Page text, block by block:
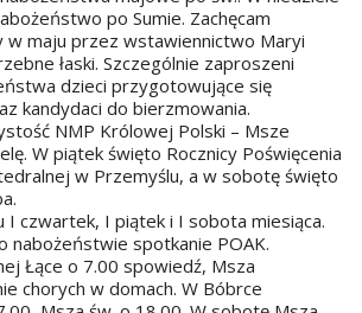
po Sumie. Zachęcam
w maju przez wstawiennictwo Maryi
łaski. Szczególnie zaproszeni
dzieci przygotowujące się
kandydaci do bierzmowania.
NMP Królowej Polski – Msze
W piątek święto Rocznicy Poświęcenia
w Przemyślu, a w sobotę święto
I czwartek, I piątek i I sobota miesiąca.
nabożeństwie spotkanie POAK.
Łące o 7.00 spowiedź, Msza
chorych w domach. W Bóbrce